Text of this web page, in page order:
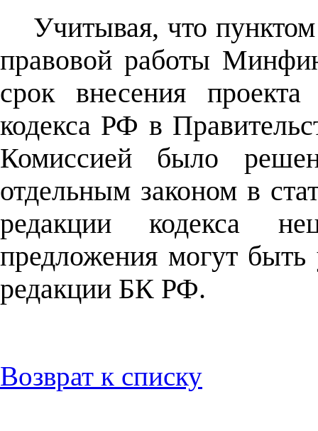
Учитывая, что
правовой работы
срок внесения
кодекса РФ в
Комиссией было
отдельным законом в
редакции кодекса
предложения могут
редакции БК РФ.
Возврат к списку